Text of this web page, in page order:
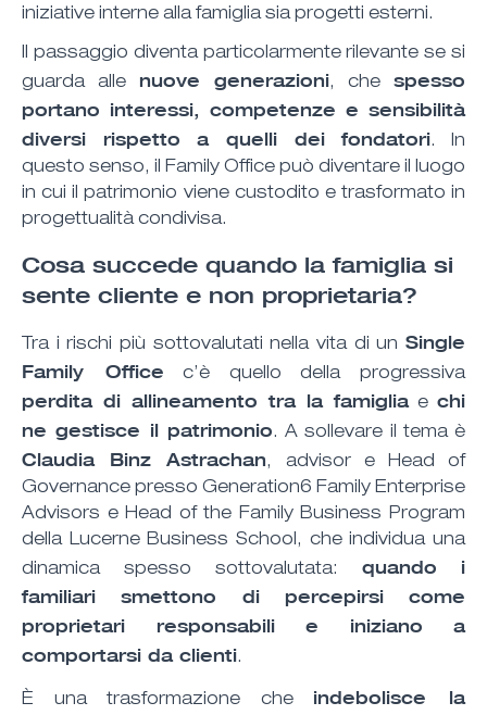
iniziative interne alla famiglia sia progetti esterni.
Il passaggio diventa particolarmente rilevante se si
guarda alle nuove generazioni, chespesso
portano interessi, competenze e sensibilità
diversi rispetto a quelli dei fondatori. In
questo senso, il Family Office può diventare il luogo
in cui il patrimonio viene custodito e trasformato in
progettualità condivisa.
Cosa succede quando la famiglia si
sente cliente e non proprietaria?
Tra i rischi più sottovalutati nella vita di un Single
Family Office c’è quello della progressiva
perdita di allineamento tra la famigliae chi
ne gestisce il patrimonio. A sollevare il tema è
Claudia Binz Astrachan, advisor e Head of
Governance presso Generation6 Family Enterprise
Advisors e Head of the Family Business Program
della Lucerne Business School, che individua una
dinamica spesso sottovalutata: quando
i
familiari smettono di percepirsi come
proprietari responsabili e iniziano a
comportarsi da clienti.
È una trasformazione che indebolisce la